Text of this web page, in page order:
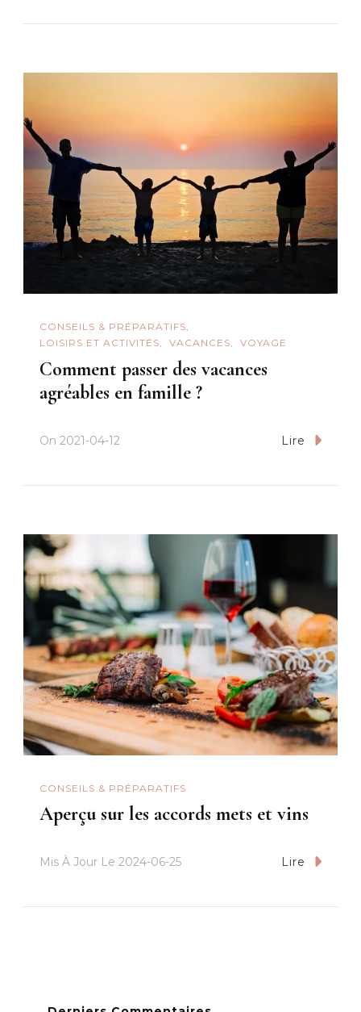
CONSEILS & PRÉPARATIFS
LOISIRS ET ACTIVITÉS
VACANCES VOYAGE
Comment passer des vacances
agréables en famille ?
On 2021-04-12 Lire
CONSEILS & PRÉPARATIFS
Aperçu sur les accords mets et vins
Mis À Jour Le 2024-06-25 Lire